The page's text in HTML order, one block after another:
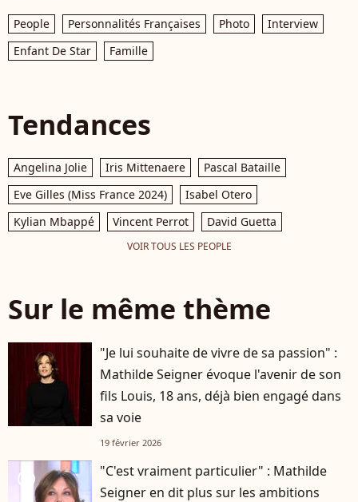
People Personnalités Françaises Photo
Interview
Enfant De Star
Famille
Tendances
Angelina Jolie Iris Mittenaere
Pascal Bataille
Eve Gilles (Miss France 2024)
Isabel Otero
Kylian Mbappé
Vincent Perrot David Guetta
VOIR TOUS LES PEOPLE
Sur le même thème
"Je lui souhaite de vivre de sa passion" :
Mathilde Seigner évoque l'avenir de son
fils Louis, 18 ans, déjà bien engagé dans
sa voie
19 février 2026
player2
"C'est vraiment particulier" : Mathilde
Seigner en dit plus sur les ambitions